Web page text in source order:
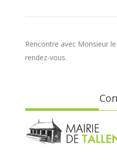
Rencontre avec Monsieur
rendez-vous.